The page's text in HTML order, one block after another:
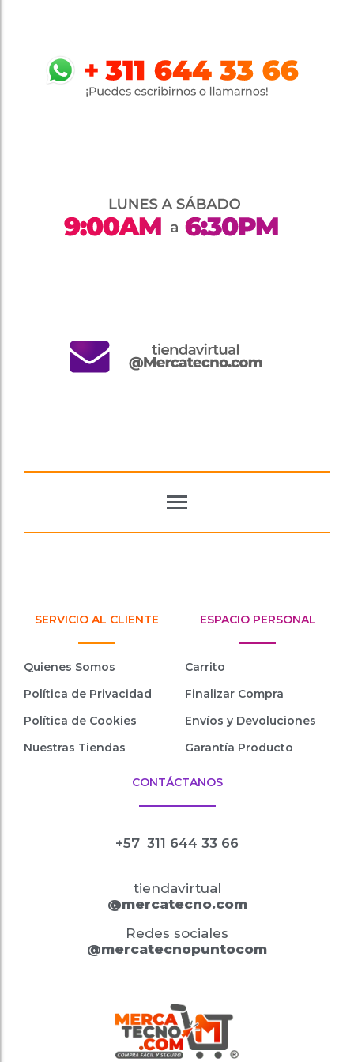
SERVICIO AL CLIENTE
Quienes Somos
Política de Privacidad
Política de Cookies
Nuestras Tiendas
ESPACIO PERSONAL
Carrito
Finalizar Compra
Envíos y Devoluciones
Garantía Producto
CONTÁCTANOS
+57 311 644 33 66
tiendavirtual
@mercatecno.com
Redes sociales
@mercatecnopuntocom